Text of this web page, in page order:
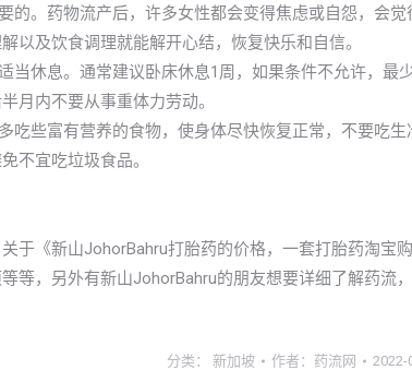
的。药物流产后，许多女性都会变得焦虑或自怨，会
以及饮食调理就能解开心结，恢复快乐和自信。
当休息。通常建议卧床休息1周，如果条件不允许，最
月内不要从事重体力劳动。
吃些富有营养的食物，使身体尽快恢复正常，不要吃
不宜吃垃圾食品。
于《新山JohorBahru打胎药的价格，一套打胎药淘宝
等，另外有新山JohorBahru的朋友想要详细了解药流
分类： 新加坡 作者： 药流网 2022-